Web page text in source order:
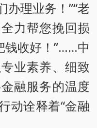
办理业务！”“老
力帮您挽回损
钱收好！”……中
业素养、细致
融服务的温度
动诠释着“金融